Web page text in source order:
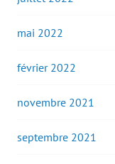
mai 2022
février 2022
novembre 2021
septembre 2021